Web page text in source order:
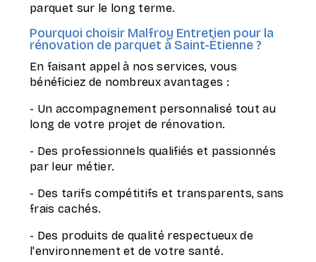
parquet sur le long terme.
Pourquoi choisir Malfroy Entretien pour la
rénovation de parquet à Saint-Étienne ?
En faisant appel à nos services, vous
bénéficiez de nombreux avantages :
- Un accompagnement personnalisé tout au
long de votre projet de rénovation.
- Des professionnels qualifiés et passionnés
par leur métier.
- Des tarifs compétitifs et transparents, sans
frais cachés.
- Des produits de qualité respectueux de
l'environnement et de votre santé.